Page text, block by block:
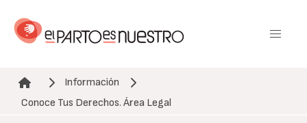
contenido
Ruta de navegación
Información
Conoce Tus Derechos. Área Legal